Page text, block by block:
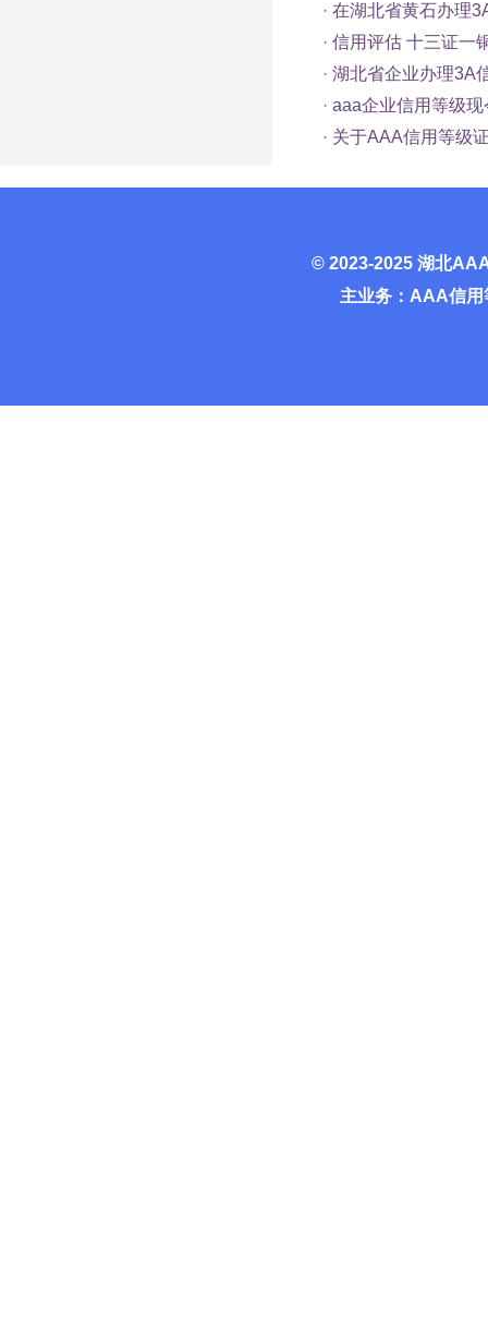
· 在湖北省黄石办理
· 信用评估 十三证一
· 湖北省企业办理3A
· aaa企业信用等级
· 关于AAA信用等级
© 2023-2025 湖北
主业务：AAA信